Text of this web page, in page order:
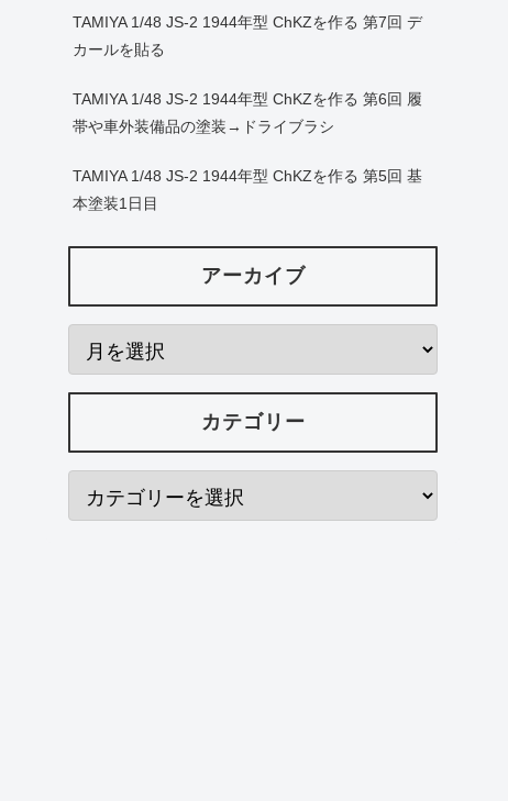
TAMIYA 1/48 JS-2 1944年型 ChKZを作る 第7回 デ
カールを貼る
TAMIYA 1/48 JS-2 1944年型 ChKZを作る 第6回 履
帯や車外装備品の塗装→ドライブラシ
TAMIYA 1/48 JS-2 1944年型 ChKZを作る 第5回 基
本塗装1日目
アーカイブ
カテゴリー